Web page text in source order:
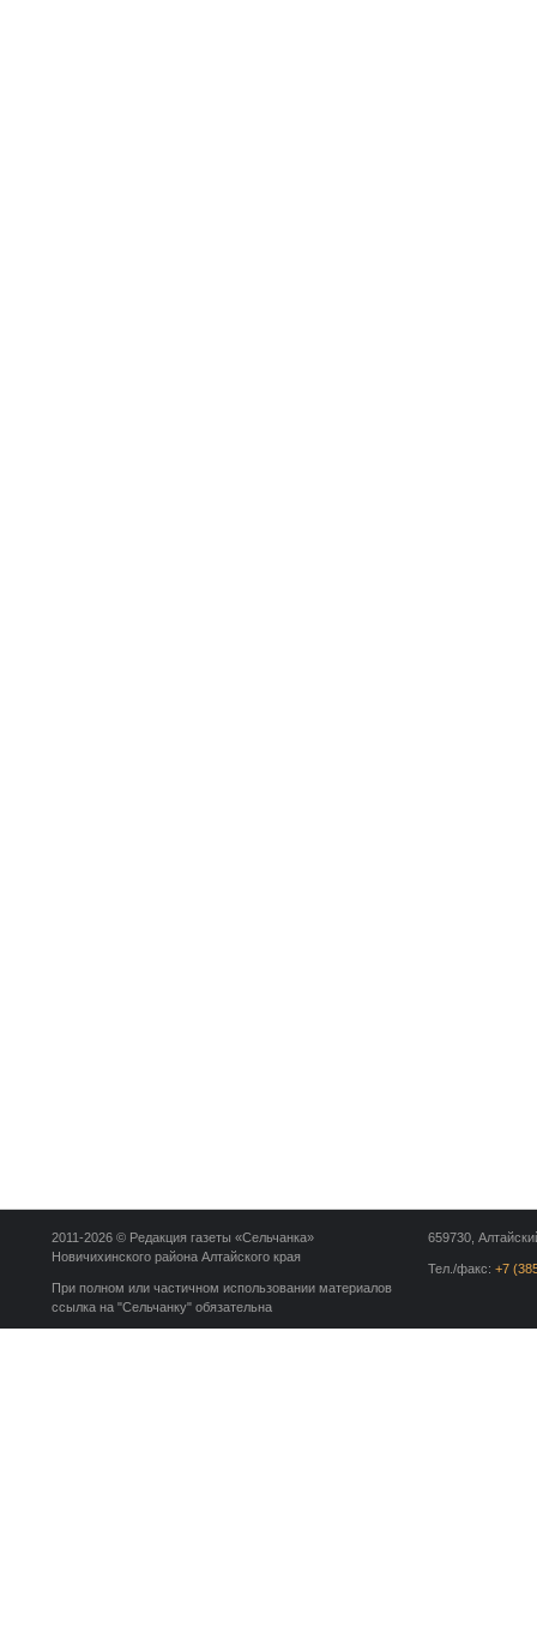
659730,
Тел./факс: +7
2011-2026 © Редакция газеты «Сельчанка»
Новичихинского района Алтайского края
При полном или частичном использовании материалов
ссылка на "Сельчанку" обязательна